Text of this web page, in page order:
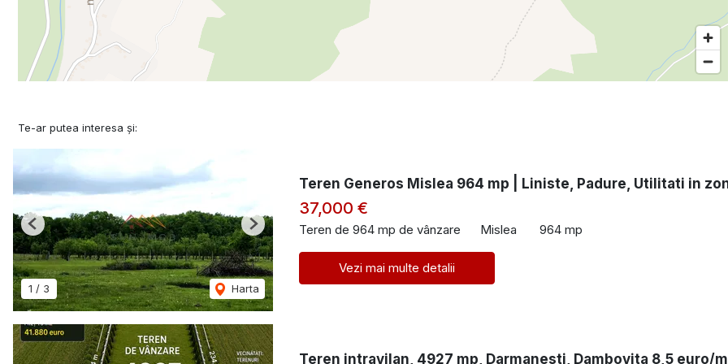
Te-ar putea interesa și:
1 / 3 Harta
Previous Next
Teren Generos Mislea 964 mp | Liniste, Padure, Utilitati in
37,000 €
Teren de 964 mp de vânzare Mislea 964 mp
Vezi mai multe detalii
Teren intravilan, 4927 mp, Darmanesti, Dambovita 8,5 euro/